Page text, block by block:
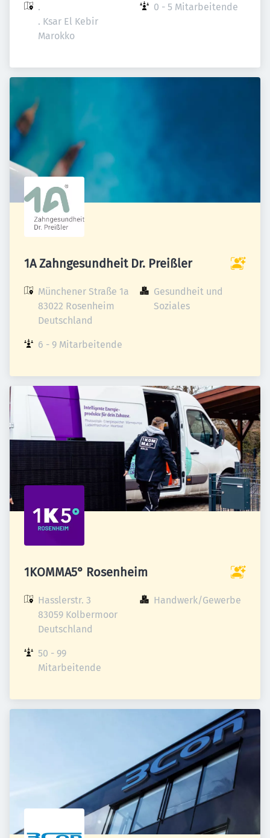
.
. Ksar El Kebir
Marokko
0 - 5 Mitarbeitende
1A Zahngesundheit Dr. Preißler
Münchener Straße 1a
83022 Rosenheim
Deutschland
Gesundheit und
Soziales
6 - 9 Mitarbeitende
1KOMMA5° Rosenheim
Hasslerstr. 3
83059 Kolbermoor
Deutschland
Handwerk/Gewerbe
50 - 99
Mitarbeitende